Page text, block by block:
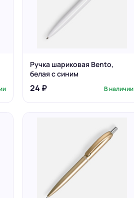
Ручка шариковая Bento,
белая с синим
24 ₽ В наличии